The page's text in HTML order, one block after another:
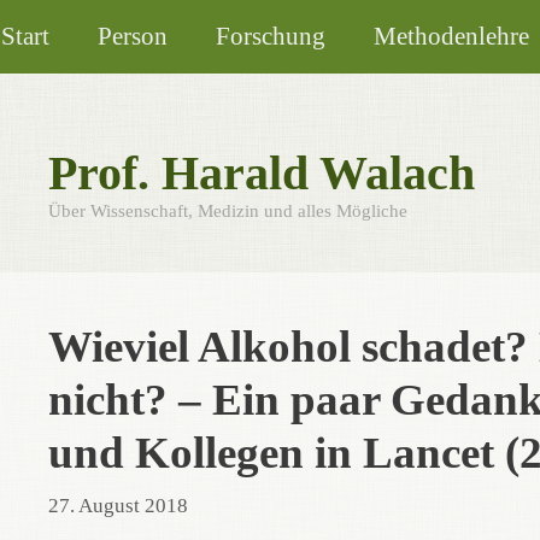
Inhalt
springen
Start Person Forschung Methodenlehre
Prof. Harald Walach
Über Wissenschaft, Medizin und alles Mögliche
Wieviel Alkohol
nicht? – Ein paar
und Kollegen in Lancet
27. August 2018